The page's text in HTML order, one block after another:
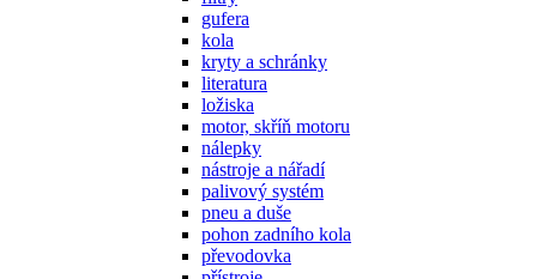
gufera
kola
kryty a schránky
literatura
ložiska
motor, skříň motoru
nálepky
nástroje a nářadí
palivový systém
pneu a duše
pohon zadního kola
převodovka